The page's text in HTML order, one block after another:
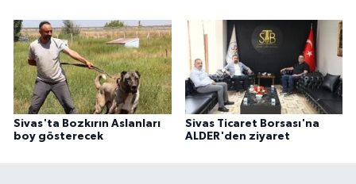
Sivas'ta Bozkırın Aslanları
boy gösterecek
Sivas Ticaret Borsası'na
ALDER'den ziyaret